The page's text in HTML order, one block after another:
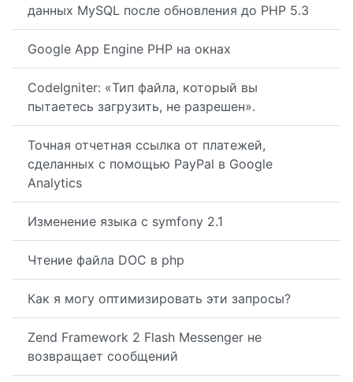
данных MySQL после обновления до PHP 5.3
Google App Engine PHP на окнах
CodeIgniter: «Тип файла, который вы
пытаетесь загрузить, не разрешен».
Точная отчетная ссылка от платежей,
сделанных с помощью PayPal в Google
Analytics
Изменение языка с symfony 2.1
Чтение файла DOC в php
Как я могу оптимизировать эти запросы?
Zend Framework 2 Flash Messenger не
возвращает сообщений